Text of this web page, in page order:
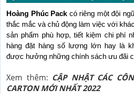
Hoàng Phúc Pack có riêng một đội
thắc mắc và chủ động làm việc với
sản phẩm phù hợp, tiết kiệm chi phí
hàng đặt hàng số lượng lớn hay là
được hưởng những chính sách ưu đãi
Xem thêm: CẬP NHẬT CÁC
CARTON MỚI NHẤT 2022